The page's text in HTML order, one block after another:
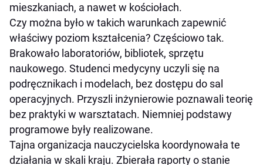
mieszkaniach, a nawet w kościołach.
Czy można było w takich warunkach zapewnić
właściwy poziom kształcenia? Częściowo tak.
Brakowało laboratoriów, bibliotek, sprzętu
naukowego. Studenci medycyny uczyli się na
podręcznikach i modelach, bez dostępu do sal
operacyjnych. Przyszli inżynierowie poznawali teorię
bez praktyki w warsztatach. Niemniej podstawy
programowe były realizowane.
Tajna organizacja nauczycielska koordynowała te
działania w skali kraju. Zbierała raporty o stanie